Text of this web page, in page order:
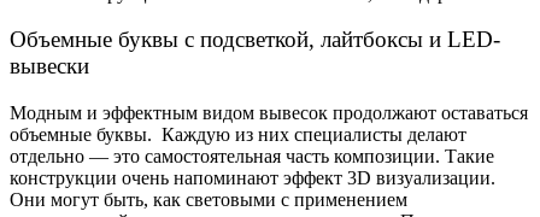
Объемные буквы с подсветкой, лайтбоксы и LED-
вывески
Модным и эффектным видом вывесок продолжают оставаться
объемные буквы. Каждую из них специалисты делают
отдельно — это самостоятельная часть композиции. Такие
конструкции очень напоминают эффект 3D визуализации.
Они могут быть, как световыми с применением